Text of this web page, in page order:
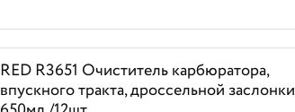
RED R3651 Очиститель карбюратора,
впускного тракта, дроссельной заслонки